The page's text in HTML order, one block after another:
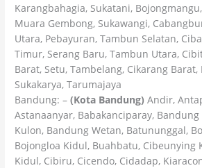
Karangbahagia, Sukatani,
Muara Gembong, Sukawangi,
Utara, Pebayuran, Tambun Selatan,
Timur, Serang Baru, Tambun Utara,
Barat, Setu, Tambelang, Cikarang
Sukakarya, Tarumajaya
Bandung: –(Kota Bandung) Andir,
Astanaanyar, Babakanciparay,
Kulon, Bandung Wetan, Batununggal,
Bojongloa Kidul, Buahbatu, Cibeunying
Kidul, Cibiru, Cicendo, Cidadap,